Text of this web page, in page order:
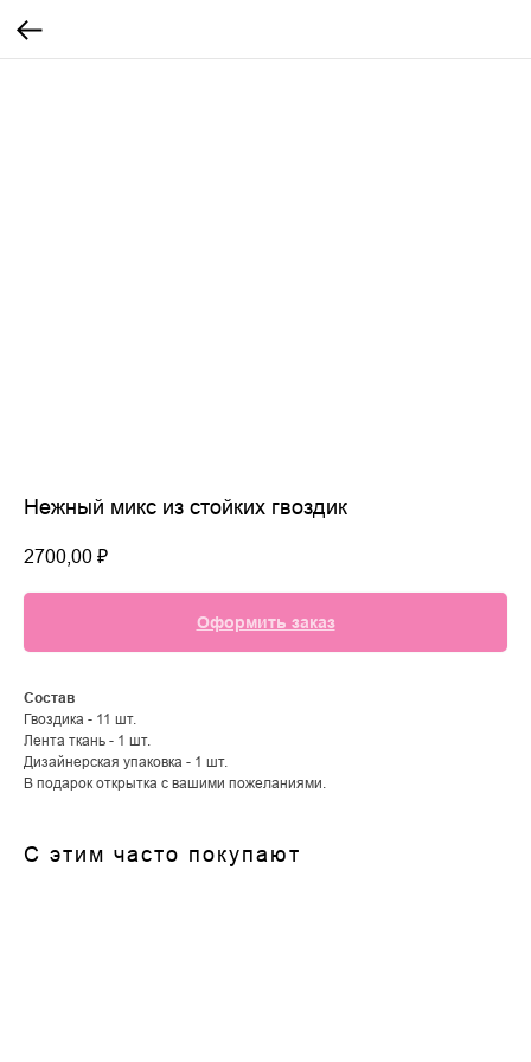
Нежный микс из стойких гвоздик
2700,00 ₽
Оформить заказ
Состав
Гвоздика - 11 шт.
Лента ткань - 1 шт.
Дизайнерская упаковка - 1 шт.
В подарок открытка с вашими пожеланиями.
С этим часто покупают